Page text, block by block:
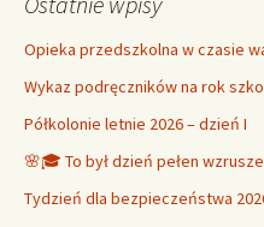
Opieka przedszkolna w czasie
Wykaz podręczników na rok
Półkolonie letnie 2026 – dzień I
🌸🎓 To był dzień pełen
Tydzień dla bezpieczeństwa